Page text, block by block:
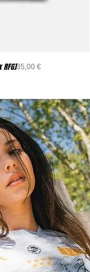
Precio
35,00 €